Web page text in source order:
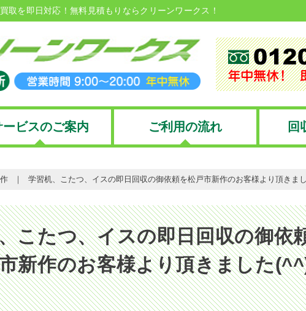
取を即日対応！無料見積もりならクリーンワークス！
ービスのご案内 ご利用の流れ 回
学習机、こたつ、イスの即日回収の御依頼を松戸市新作のお客様より頂きま
こたつ、イスの即日回収の御依
新作のお客様より頂きました